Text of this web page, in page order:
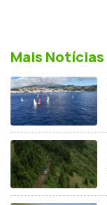
Mais Notícias